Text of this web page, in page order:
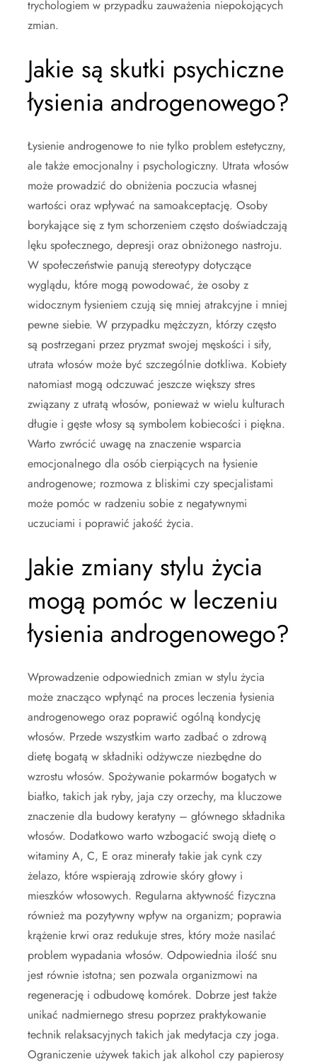
trychologiem w przypadku zauważenia niepokojących
zmian.
Jakie są skutki psychiczne
łysienia androgenowego?
Łysienie androgenowe to nie tylko problem estetyczny,
ale także emocjonalny i psychologiczny. Utrata włosów
może prowadzić do obniżenia poczucia własnej
wartości oraz wpływać na samoakceptację. Osoby
borykające się z tym schorzeniem często doświadczają
lęku społecznego, depresji oraz obniżonego nastroju.
W społeczeństwie panują stereotypy dotyczące
wyglądu, które mogą powodować, że osoby z
widocznym łysieniem czują się mniej atrakcyjne i mniej
pewne siebie. W przypadku mężczyzn, którzy często
są postrzegani przez pryzmat swojej męskości i siły,
utrata włosów może być szczególnie dotkliwa. Kobiety
natomiast mogą odczuwać jeszcze większy stres
związany z utratą włosów, ponieważ w wielu kulturach
długie i gęste włosy są symbolem kobiecości i piękna.
Warto zwrócić uwagę na znaczenie wsparcia
emocjonalnego dla osób cierpiących na łysienie
androgenowe; rozmowa z bliskimi czy specjalistami
może pomóc w radzeniu sobie z negatywnymi
uczuciami i poprawić jakość życia.
Jakie zmiany stylu życia
mogą pomóc w leczeniu
łysienia androgenowego?
Wprowadzenie odpowiednich zmian w stylu życia
może znacząco wpłynąć na proces leczenia łysienia
androgenowego oraz poprawić ogólną kondycję
włosów. Przede wszystkim warto zadbać o zdrową
dietę bogatą w składniki odżywcze niezbędne do
wzrostu włosów. Spożywanie pokarmów bogatych w
białko, takich jak ryby, jaja czy orzechy, ma kluczowe
znaczenie dla budowy keratyny – głównego składnika
włosów. Dodatkowo warto wzbogacić swoją dietę o
witaminy A, C, E oraz minerały takie jak cynk czy
żelazo, które wspierają zdrowie skóry głowy i
mieszków włosowych. Regularna aktywność fizyczna
również ma pozytywny wpływ na organizm; poprawia
krążenie krwi oraz redukuje stres, który może nasilać
problem wypadania włosów. Odpowiednia ilość snu
jest równie istotna; sen pozwala organizmowi na
regenerację i odbudowę komórek. Dobrze jest także
unikać nadmiernego stresu poprzez praktykowanie
technik relaksacyjnych takich jak medytacja czy joga.
Ograniczenie używek takich jak alkohol czy papierosy